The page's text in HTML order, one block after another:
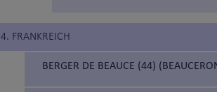
4. FRANKREICH
BERGER DE BEAUCE (44)